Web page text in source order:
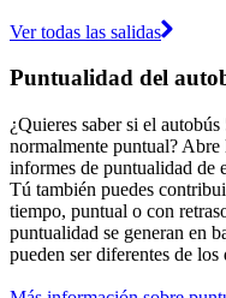
Ver todas las salidas
Puntualidad del
¿Quieres saber si el
normalmente puntual? Abre
informes de puntualidad de
Tú también puedes
tiempo, puntual o con
puntualidad se generan en
pueden ser diferentes de